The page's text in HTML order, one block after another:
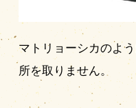
マトリョーシカのよ
所を取りません。